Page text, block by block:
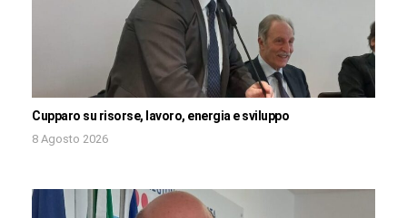
Cupparo su risorse, lavoro, energia e sviluppo
8 Agosto 2026